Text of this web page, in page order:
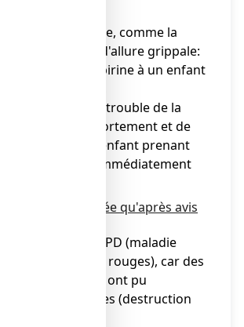
de maladie virale, comme la
ou un épisode d'allure grippale:
administrer d'aspirine à un enfant
d'apparition de trouble de la
ou du comportement et de
chez un enfant prenant
prévenez immédiatement
ne doit être utilisée qu'après avis
de déficit en G6PD (maladie
des globules rouges), car des
élevées d'aspirine ont pu
des hémolyses (destruction